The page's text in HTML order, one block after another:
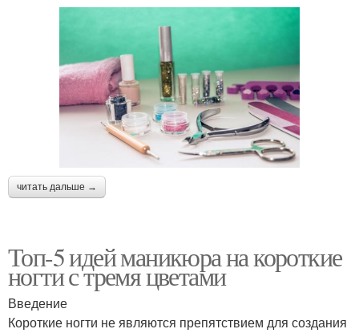
читать дальше →
Топ-5 идей маникюра на короткие
ногти с тремя цветами
Введение
Короткие ногти не являются препятствием для создания